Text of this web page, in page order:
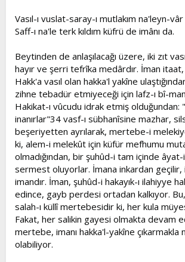
Vasıl-ı vuslat-saray-ı mutlakım na'leyn-vâr
Saff-ı na'le terk kıldım küfrü de imânı da.
Beytinden de anlaşılacağı üzere, iki zıt
hayır ve şerri tefrîka medârdır. İman itaat,
Hakk'a vasıl olan hakka'l yakîne
zihne tebadür etmiyeceği için lafz-ı bî-
Hakikat-ı vûcudu idrak etmiş olduğundan:
inanırlar"34 vasf-ı sübhanîsine mazhar,
beşeriyetten ayrılarak, mertebe-i
ki, alem-i melekût için küfür mefhumu
olmadığından, bir şuhûd-i tam içinde
sermest oluyorlar. İmana inkardan geçilir,
imandır. İman, şuhûd-i hakayık-ı ilahiyye
edince, gayb perdesi ortadan kalkıyor.
salah-ı küllî mertebesidir ki, her kula
Fakat, her salikin gayesi olmakta devam
mertebe, imanı hakka'l-yakîne çıkarmakla
olabiliyor.